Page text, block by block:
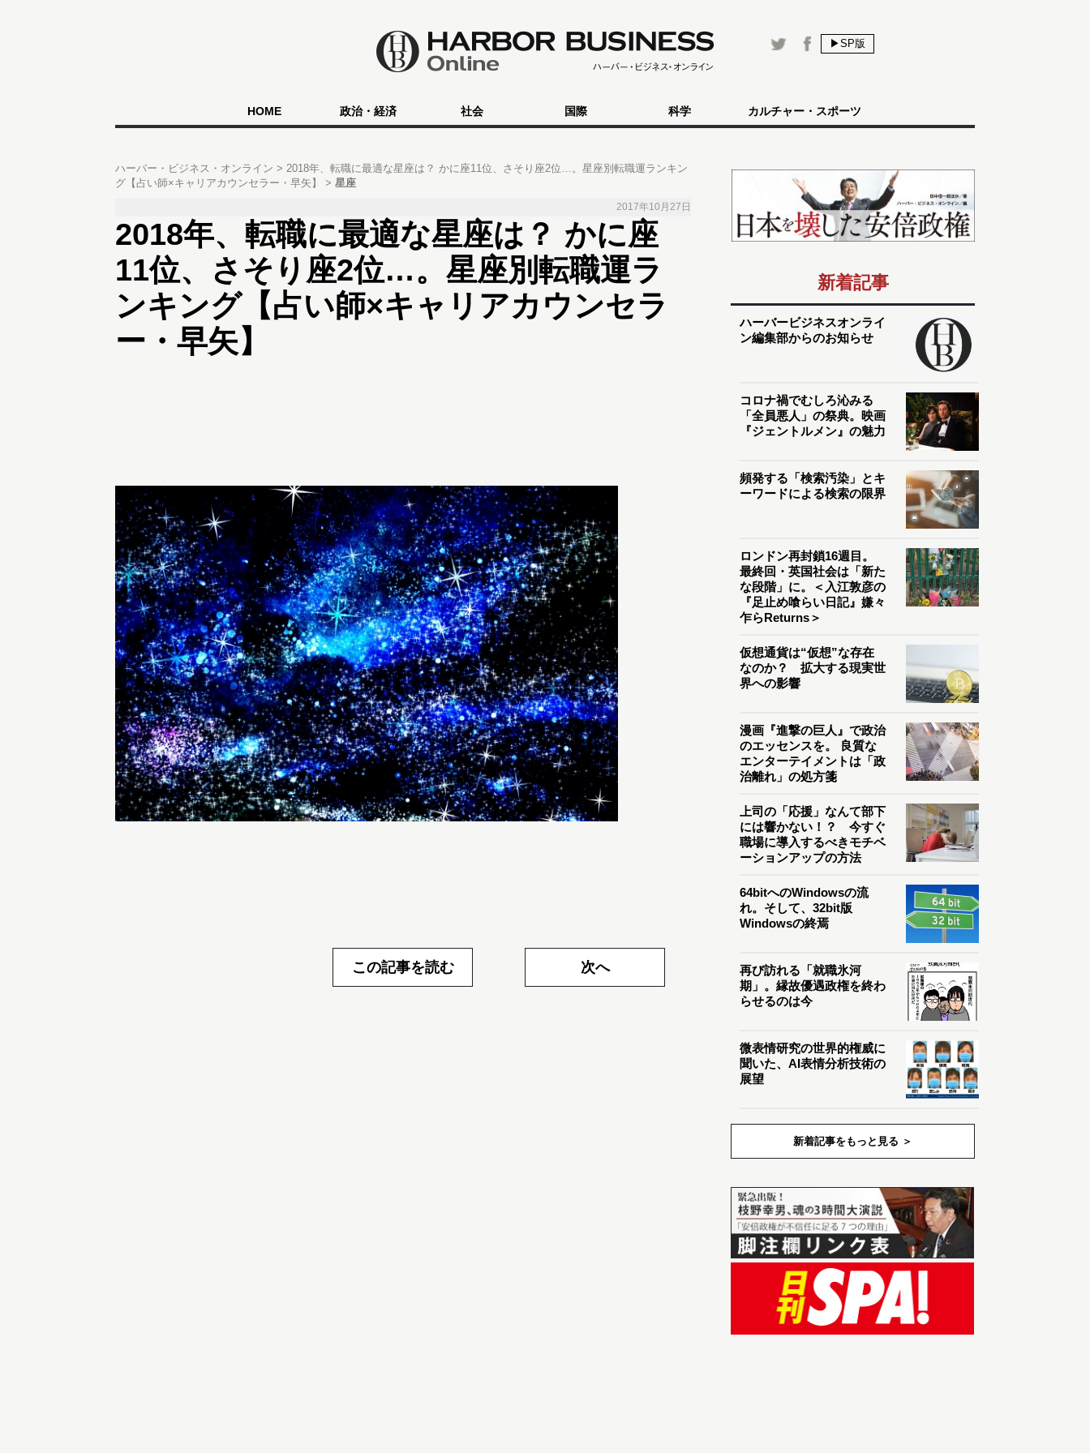
▶SP版
HOME 政治・経済 社会 国際 科学 カルチャー・スポーツ
ハーバー・ビジネス・オンライン
2018年、転職に最適な星座は？ かに座11位、さそり座2位…。星座別転職運ランキン
グ【占い師×キャリアカウンセラー・早矢】
星座
2017年10月27日
2018年、転職に最適な星座は？ かに座
11位、さそり座2位…。星座別転職運ラ
ンキング【占い師×キャリアカウンセラ
ー・早矢】
この記事を読む 次へ
新着記事
ハーバービジネスオンライ
ン編集部からのお知らせ
コロナ禍でむしろ沁みる
「全員悪人」の祭典。映画
『ジェントルメン』の魅力
頻発する「検索汚染」とキ
ーワードによる検索の限界
ロンドン再封鎖16週目。
最終回・英国社会は「新た
な段階」に。＜入江敦彦の
『足止め喰らい日記』嫌々
乍らReturns＞
仮想通貨は“仮想”な存在
なのか？ 拡大する現実世
界への影響
漫画『進撃の巨人』で政治
のエッセンスを。 良質な
エンターテイメントは「政
治離れ」の処方箋
上司の「応援」なんて部下
には響かない！？ 今すぐ
職場に導入するべきモチベ
ーションアップの方法
64bitへのWindowsの流
れ。そして、32bit版
Windowsの終焉
再び訪れる「就職氷河
期」。縁故優遇政権を終わ
らせるのは今
微表情研究の世界的権威に
聞いた、AI表情分析技術の
展望
新着記事をもっと見る